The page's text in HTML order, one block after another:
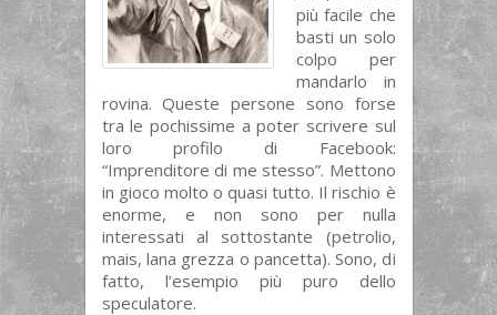
più facile che
basti un solo
colpo per
mandarlo in
rovina. Queste persone sono forse
tra le pochissime a poter scrivere sul
loro profilo di Facebook:
“Imprenditore di me stesso”. Mettono
in gioco molto o quasi tutto. Il rischio è
enorme, e non sono per nulla
interessati al sottostante (petrolio,
mais, lana grezza o pancetta). Sono, di
fatto, l’esempio più puro dello
speculatore.